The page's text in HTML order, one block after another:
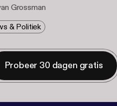
Grossman
& Politiek
Probeer 30 dagen gratis